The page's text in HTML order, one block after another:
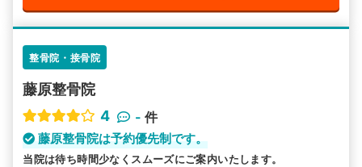
整骨院・接骨院
藤原整骨院
4
- 件
藤原整骨院は予約優先制です。
当院は待ち時間少なくスムーズにご案内いたします。